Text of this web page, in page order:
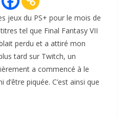
jeux du PS+ pour le mois de
tel que Final Fantasy VII
perdu et a attiré mon
tard sur Twitch, un
a commencé à le
piquée. C’est ainsi que